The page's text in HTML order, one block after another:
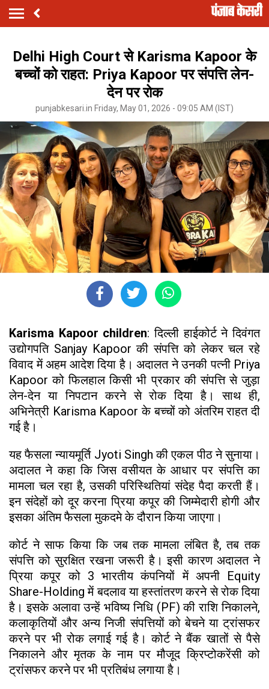
Delhi High Court से Karisma Kapoor के
बच्चों को राहत: Priya Kapoor पर संपत्ति लेन-
देन पर रोक
punjabkesari.in Friday, May 01, 2026 - 09:05 AM (IST)
Karisma Kapoor children: दिल्ली हाईकोर्ट ने दिवंगत
उद्योगपति Sanjay Kapoor की संपत्ति को लेकर चल रहे
विवाद में अहम आदेश दिया है। अदालत ने उनकी पत्नी Priya
Kapoor को फिलहाल किसी भी प्रकार की संपत्ति से जुड़ा
लेन-देन या निपटान करने से रोक दिया है। साथ ही,
अभिनेत्री Karisma Kapoor के बच्चों को अंतरिम राहत दी
गई है।
यह फैसला न्यायमूर्ति Jyoti Singh की एकल पीठ ने सुनाया।
अदालत ने कहा कि जिस वसीयत के आधार पर संपत्ति का
मामला चल रहा है, उसकी परिस्थितियां संदेह पैदा करती हैं।
इन संदेहों को दूर करना प्रिया कपूर की जिम्मेदारी होगी और
इसका अंतिम फैसला मुकदमे के दौरान किया जाएगा।
कोर्ट ने साफ किया कि जब तक मामला लंबित है, तब तक
संपत्ति को सुरक्षित रखना जरूरी है। इसी कारण अदालत ने
प्रिया कपूर को 3 भारतीय कंपनियों में अपनी Equity
Share-Holding में बदलाव या हस्तांतरण करने से रोक दिया
है। इसके अलावा उन्हें भविष्य निधि (PF) की राशि निकालने,
कलाकृतियों और अन्य निजी संपत्तियों को बेचने या ट्रांसफर
करने पर भी रोक लगाई गई है। कोर्ट ने बैंक खातों से पैसे
निकालने और मृतक के नाम पर मौजूद क्रिप्टोकरेंसी को
ट्रांसफर करने पर भी प्रतिबंध लगाया है।